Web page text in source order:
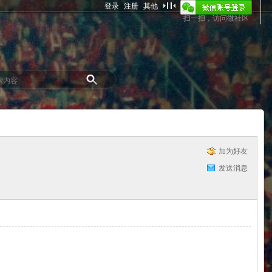
扫一扫，访问微社区
登录 注册 其他
加为好友
发送消息